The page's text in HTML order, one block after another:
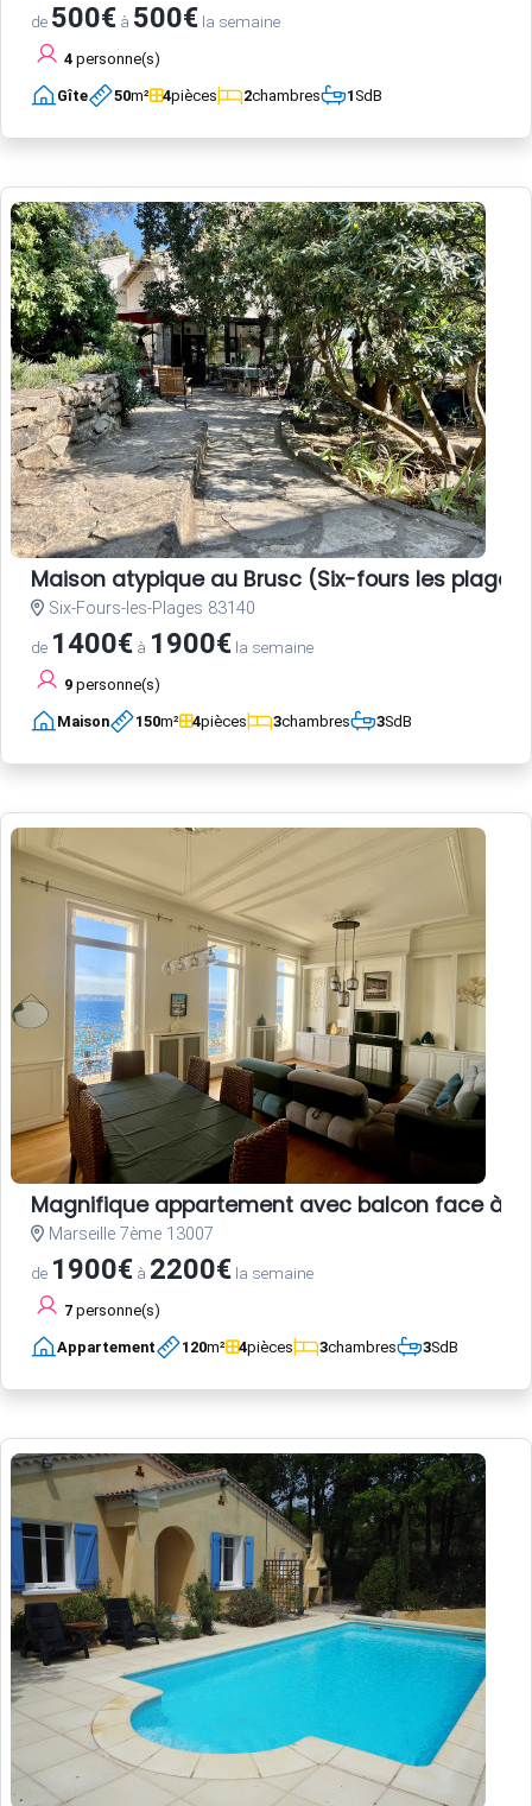
de 500€ à 500€ la semaine
4 personne(s)
Gîte 50m² 4pièces 2chambres 1SdB
Maison atypique au Brusc (Six-fours les
Six-Fours-les-Plages 83140
de 1400€ à 1900€ la semaine
9 personne(s)
Maison 150m² 4pièces 3chambres 3SdB
Magnifique appartement avec balcon face à
Marseille 7ème 13007
de 1900€ à 2200€ la semaine
7 personne(s)
Appartement 120m² 4pièces 3chambres 3SdB